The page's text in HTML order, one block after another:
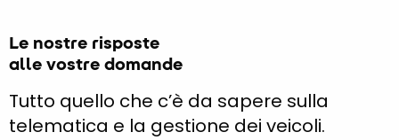
Le nostre risposte
alle vostre domande
Tutto quello che c’è da sapere sulla
telematica e la gestione dei veicoli.